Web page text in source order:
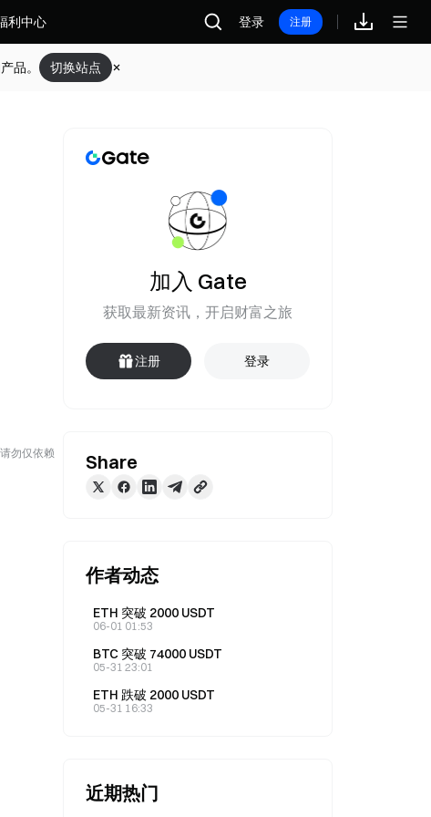
利中心 登录 注册
品。 切换站点
勿仅依赖
加入 Gate
获取最新资讯，开启财富之旅
注册 登录
Share
作者动态
ETH 突破 2000 USDT
06-01 01:53
BTC 突破 74000 USDT
05-31 23:01
ETH 跌破 2000 USDT
05-31 16:33
近期热门